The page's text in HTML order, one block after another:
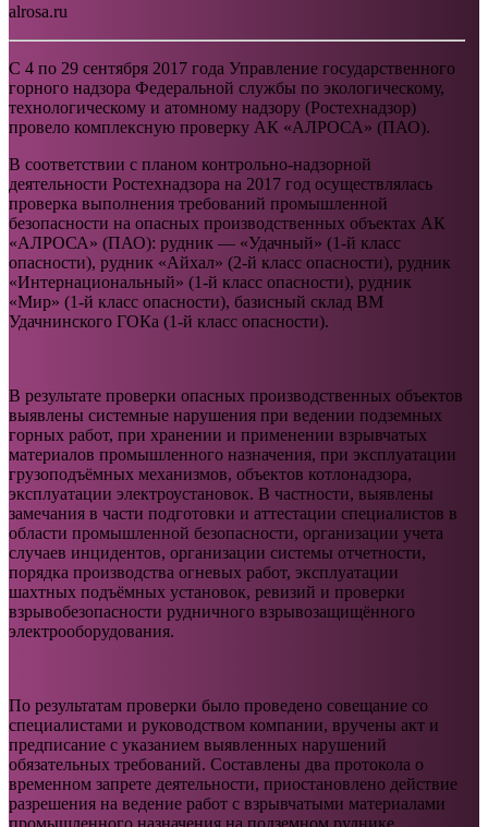
alrosa.ru
С 4 по 29 сентября 2017 года Управление государственного
горного надзора Федеральной службы по экологическому,
технологическому и атомному надзору (Ростехнадзор)
провело комплексную проверку АК «АЛРОСА» (ПАО).
В соответствии с планом контрольно-надзорной
деятельности Ростехнадзора на 2017 год осуществлялась
проверка выполнения требований промышленной
безопасности на опасных производственных объектах АК
«АЛРОСА» (ПАО): рудник — «Удачный» (1-й класс
опасности), рудник «Айхал» (2-й класс опасности), рудник
«Интернациональный» (1-й класс опасности), рудник
«Мир» (1-й класс опасности), базисный склад ВМ
Удачнинского ГОКа (1-й класс опасности).
В результате проверки опасных производственных объектов
выявлены системные нарушения при ведении подземных
горных работ, при хранении и применении взрывчатых
материалов промышленного назначения, при эксплуатации
грузоподъёмных механизмов, объектов котлонадзора,
эксплуатации электроустановок. В частности, выявлены
замечания в части подготовки и аттестации специалистов в
области промышленной безопасности, организации учета
случаев инцидентов, организации системы отчетности,
порядка производства огневых работ, эксплуатации
шахтных подъёмных установок, ревизий и проверки
взрывобезопасности рудничного взрывозащищённого
электрооборудования.
По результатам проверки было проведено совещание со
специалистами и руководством компании, вручены акт и
предписание с указанием выявленных нарушений
обязательных требований. Составлены два протокола о
временном запрете деятельности, приостановлено действие
разрешения на ведение работ с взрывчатыми материалами
промышленного назначения на подземном руднике